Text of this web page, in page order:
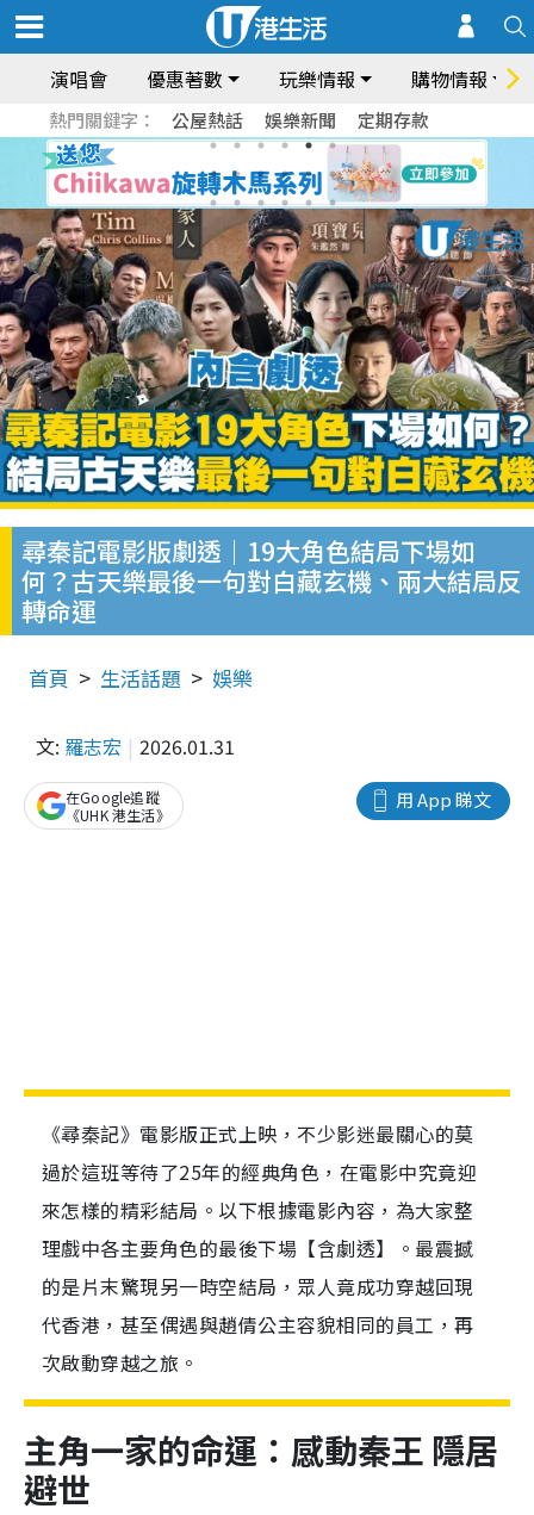
演唱會 優惠著數 玩樂情報 購物情報
熱門關鍵字： 公屋熱話 娛樂新聞 定期存款
尋秦記電影版劇透｜19大角色結局下場如
何？古天樂最後一句對白藏玄機、兩大結局反
轉命運
首頁 生活話題 娛樂
文: 羅志宏 2026.01.31
用 App 睇文
在Google追蹤
《UHK 港生活》
《尋秦記》電影版正式上映，不少影迷最關心的莫
過於這班等待了25年的經典角色，在電影中究竟迎
來怎樣的精彩結局。以下根據電影內容，為大家整
理戲中各主要角色的最後下場【含劇透】。最震撼
的是片末驚現另一時空結局，眾人竟成功穿越回現
代香港，甚至偶遇與趙倩公主容貌相同的員工，再
次啟動穿越之旅。
主角一家的命運：感動秦王 隱居
避世